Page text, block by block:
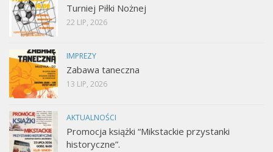
Turniej Piłki Nożnej
22 LIP, 2026
IMPREZY
Zabawa taneczna
13 LIP, 2026
AKTUALNOŚCI
Promocja książki “Mikstackie przystanki
historyczne”.